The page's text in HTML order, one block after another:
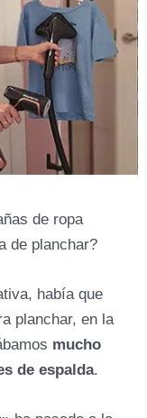
de ropa
de planchar?
había que
planchar, en la
mucho
de espalda.